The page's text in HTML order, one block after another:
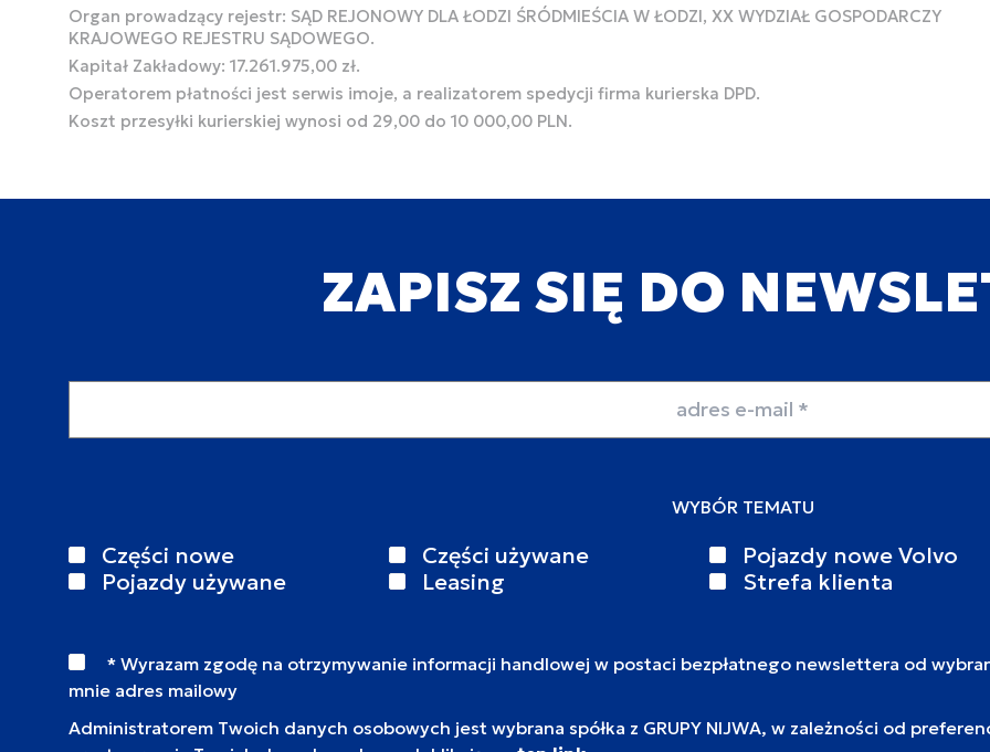
Organ prowadzący rejestr: SĄD REJONOWY DLA ŁODZI ŚRÓDMIEŚCIA W ŁODZI, XX WYDZIAŁ GOSPODARCZY
KRAJOWEGO REJESTRU SĄDOWEGO.
Kapitał Zakładowy: 17.261.975,00 zł.
Operatorem płatności jest serwis imoje, a realizatorem spedycji firma kurierska DPD.
Koszt przesyłki kurierskiej wynosi od 29,00 do 10 000,00 PLN.
ZAPISZ SIĘ DO
WYBÓR TEMATU
Części nowe Części używane
Pojazdy nowe Volvo
Pojazdy używane
Leasing Strefa klienta
* Wyrazam zgodę na otrzymywanie informacji handlowej w postaci bezpłatnego newslettera od
mnie adres mailowy
Administratorem Twoich danych osobowych jest wybrana spółka z GRUPY NIJWA, w zależności od